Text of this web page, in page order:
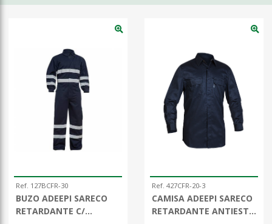
Ref. 127BCFR-30
BUZO ADEEPI SARECO
RETARDANTE C/
Ref. 427CFR-20-3
CAMISA ADEEPI SARECO
RETARDANTE ANTIEST.